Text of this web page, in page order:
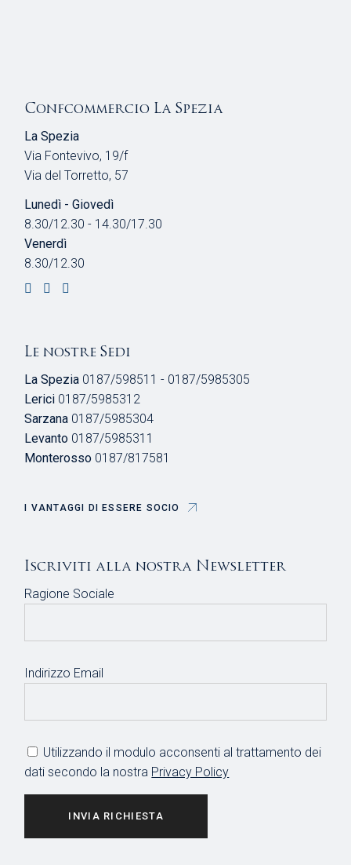
Confcommercio La Spezia
La Spezia
Via Fontevivo, 19/f
Via del Torretto, 57
Lunedì - Giovedì
8.30/12.30 - 14.30/17.30
Venerdì
8.30/12.30
Le nostre Sedi
La Spezia 0187/598511 - 0187/5985305
Lerici 0187/5985312
Sarzana 0187/5985304
Levanto 0187/5985311
Monterosso 0187/817581
I VANTAGGI DI ESSERE SOCIO
Iscriviti alla nostra Newsletter
Ragione Sociale
Indirizzo Email
Utilizzando il modulo acconsenti al trattamento dei
dati secondo la nostra Privacy Policy
INVIA RICHIESTA